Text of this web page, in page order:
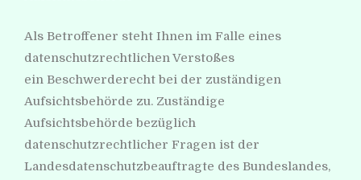
Als Betroffener steht Ihnen im Falle eines
datenschutzrechtlichen Verstoßes
ein Beschwerderecht bei der zuständigen
Aufsichtsbehörde zu. Zuständige
Aufsichtsbehörde bezüglich
datenschutzrechtlicher Fragen ist der
Landesdatenschutzbeauftragte des Bundeslandes,